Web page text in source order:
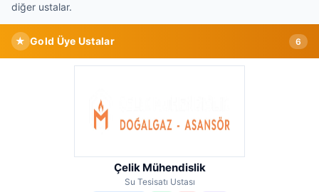
diğer ustalar.
★ Gold Üye Ustalar 6
Çelik Mühendislik
Su Tesisatı Ustası